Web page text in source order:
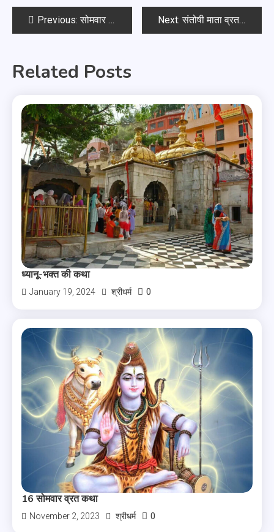
Previous: सोमवार व्रत कथा Next: संतोषी माता व्रत कथा
Related Posts
ध्यानू-भक्त की कथा
January 19, 2024 श्रीधर्म 0
16 सोमवार व्रत कथा
November 2, 2023 श्रीधर्म 0